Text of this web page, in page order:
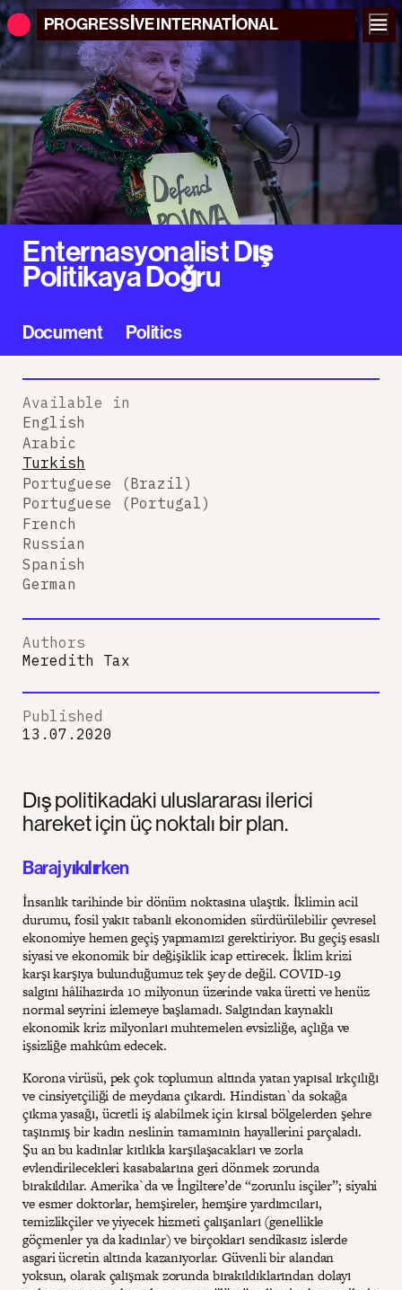
PROGRESSIVEINTERNATIONAL
Enternasyonalist Dış
Politikaya Doğru
Document Politics
Dış politikadaki uluslararası ilerici
hareket için üç noktalı bir plan.
Baraj yıkılırken
İnsanlık tarihinde bir dönüm noktasına ulaştık. İklimin acil
durumu, fosil yakıt tabanlı ekonomiden sürdürülebilir çevresel
ekonomiye hemen geçiş yapmamızı gerektiriyor. Bu geçiş esaslı
siyasi ve ekonomik bir değişiklik icap ettirecek. İklim krizi
karşı karşıya bulunduğumuz tek şey de değil. COVID-19
salgını hâlihazırda 10 milyonun üzerinde vaka üretti ve henüz
normal seyrini izlemeye başlamadı. Salgından kaynaklı
ekonomik kriz milyonları muhtemelen evsizliğe, açlığa ve
işsizliğe mahkûm edecek.
Korona virüsü, pek çok toplumun altında yatan yapısal ırkçılığı
ve cinsiyetçiliği de meydana çıkardı. Hindistan`da sokağa
çıkma yasağı, ücretli iş alabilmek için kırsal bölgelerden şehre
taşınmış bir kadın neslinin tamamının hayallerini parçaladı.
Şu an bu kadınlar kıtlıkla karşılaşacakları ve zorla
evlendirilecekleri kasabalarına geri dönmek zorunda
bırakıldılar. Amerika`da ve İngiltere’de “zorunlu isçiler”; siyahi
ve esmer doktorlar, hemşireler, hemşire yardımcıları,
temizlikçiler ve yiyecek hizmeti çalışanları (genellikle
göçmenler ya da kadınlar) ve birçokları sendikasız islerde
asgari ücretin altında kazanıyorlar. Güvenli bir alandan
yoksun, olarak çalışmak zorunda bırakıldıklarından dolayı
Available in
English
Arabic
Turkish
Portuguese (Brazil)
Portuguese (Portugal)
French
Russian
Spanish
German
Authors
Meredith Tax
Published
13.07.2020